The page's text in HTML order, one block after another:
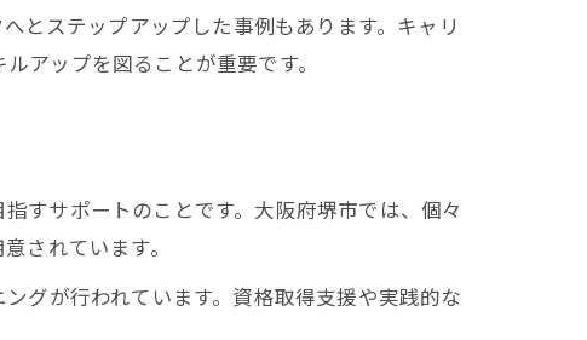
とステップアップした事例もあります。キャリ
アップを図ることが重要です。
すサポートのことです。大阪府堺市では、個々
されています。
グが行われています。資格取得支援や実践的な